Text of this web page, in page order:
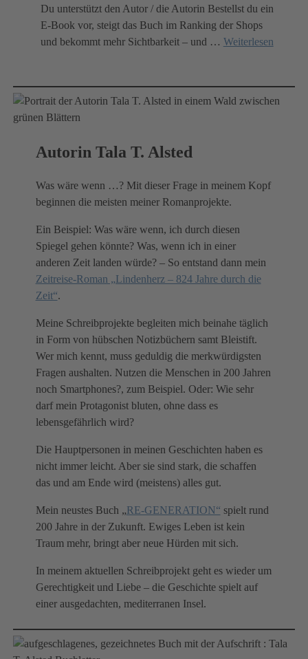
Du unterstützt den Autor / die Autorin Bestellst du ein
E-Book vor, steigt das Buch im Ranking der Shops
und bekommt mehr Sichtbarkeit – und … Weiterlesen
Autorin Tala T. Alsted
Was wäre wenn …? Mit dieser Frage in meinem Kopf
beginnen die meisten meiner Romanprojekte.
Ein Beispiel: Was wäre wenn, ich durch diesen
Spiegel gehen könnte? Was, wenn ich in einer
anderen Zeit landen würde? – So entstand dann mein
Zeitreise-Roman „Lindenherz – 824 Jahre durch die
Zeit“.
Meine Schreibprojekte begleiten mich beinahe täglich
in Form von hübschen Notizbüchern samt Bleistift.
Wer mich kennt, muss geduldig die merkwürdigsten
Fragen aushalten. Nutzen die Menschen in 200 Jahren
noch Smartphones?, zum Beispiel. Oder: Wie sehr
darf mein Protagonist bluten, ohne dass es
lebensgefährlich wird?
Die Hauptpersonen in meinen Geschichten haben es
nicht immer leicht. Aber sie sind stark, die schaffen
das und am Ende wird (meistens) alles gut.
Mein neustes Buch „RE-GENERATION“ spielt rund
200 Jahre in der Zukunft. Ewiges Leben ist kein
Traum mehr, bringt aber neue Hürden mit sich.
In meinem aktuellen Schreibprojekt geht es wieder um
Gerechtigkeit und Liebe – die Geschichte spielt auf
einer ausgedachten, mediterranen Insel.